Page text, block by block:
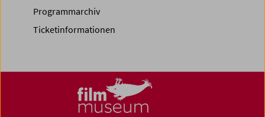
Programmarchiv
Ticketinformationen